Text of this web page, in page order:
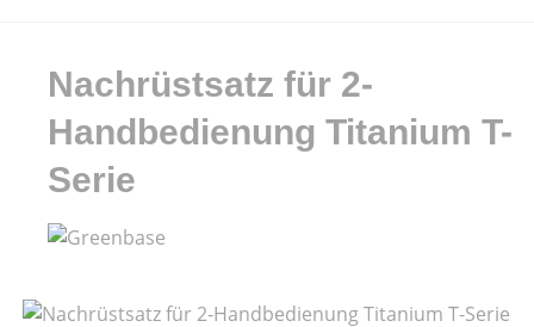
Nachrüstsatz für 2-
Handbedienung Titanium T-
Serie
Bildergalerie überspringen